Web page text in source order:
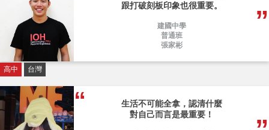
跟打破刻板印象也很重要。
建國中學
普通班
張家彬
高中 台灣
生活不可能全拿，認清什麼
對自己而言是最重要！